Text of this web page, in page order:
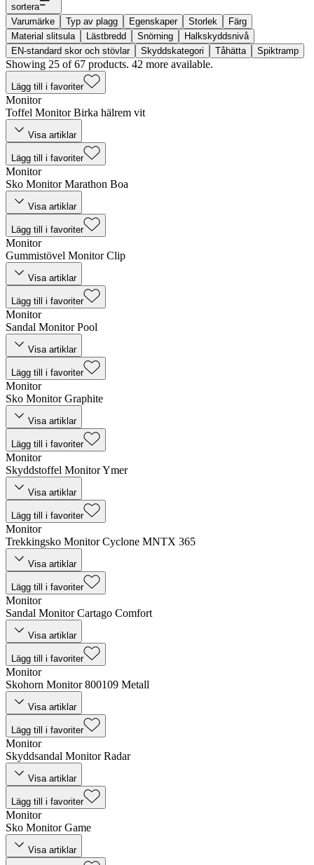
sortera
Varumärke
Typ av plagg Egenskaper Storlek
Färg
Material slitsula
Lästbredd Snörning
Halkskyddsnivå
EN-standard skor och stövlar
Skyddskategori Tåhätta Spiktramp
Showing 25 of 67 products. 42 more available.
Lägg till i favoriter
Monitor
Toffel Monitor Birka hälrem vit
Visa artiklar
Lägg till i favoriter
Monitor
Sko Monitor Marathon Boa
Visa artiklar
Lägg till i favoriter
Monitor
Gummistövel Monitor Clip
Visa artiklar
Lägg till i favoriter
Monitor
Sandal Monitor Pool
Visa artiklar
Lägg till i favoriter
Monitor
Sko Monitor Graphite
Visa artiklar
Lägg till i favoriter
Monitor
Skyddstoffel Monitor Ymer
Visa artiklar
Lägg till i favoriter
Monitor
Trekkingsko Monitor Cyclone MNTX 365
Visa artiklar
Lägg till i favoriter
Monitor
Sandal Monitor Cartago Comfort
Visa artiklar
Lägg till i favoriter
Monitor
Skohorn Monitor 800109 Metall
Visa artiklar
Lägg till i favoriter
Monitor
Skyddsandal Monitor Radar
Visa artiklar
Lägg till i favoriter
Monitor
Sko Monitor Game
Visa artiklar